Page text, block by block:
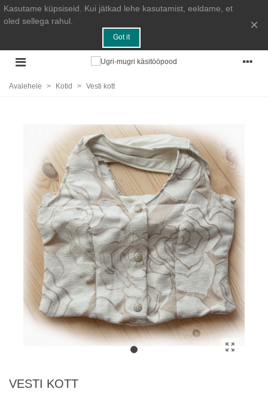
Kasutame küpsiseid. Kui jätkad lehe kasutamist, eeldame, et
oled sellega rahul.
Got it
×
Avalehele > Kotid > Vesti kott
VESTI KOTT